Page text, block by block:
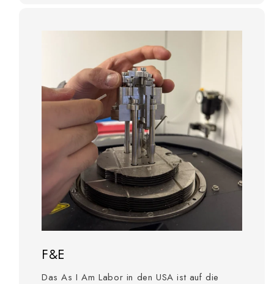
F&E
Das As I Am Labor in den USA ist auf die